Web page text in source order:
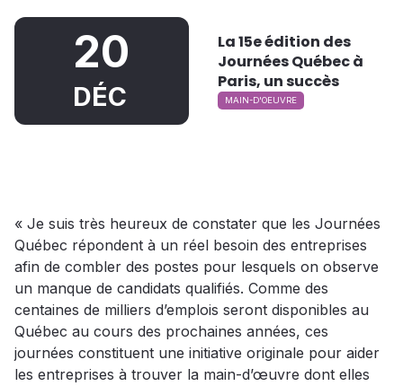
20
DÉC
La 15e édition des
Journées Québec à
Paris, un succès
MAIN-D'OEUVRE
« Je suis très heureux de constater que les Journées
Québec répondent à un réel besoin des entreprises
afin de combler des postes pour lesquels on observe
un manque de candidats qualifiés. Comme des
centaines de milliers d’emplois seront disponibles au
Québec au cours des prochaines années, ces
journées constituent une initiative originale pour aider
les entreprises à trouver la main-d’œuvre dont elles